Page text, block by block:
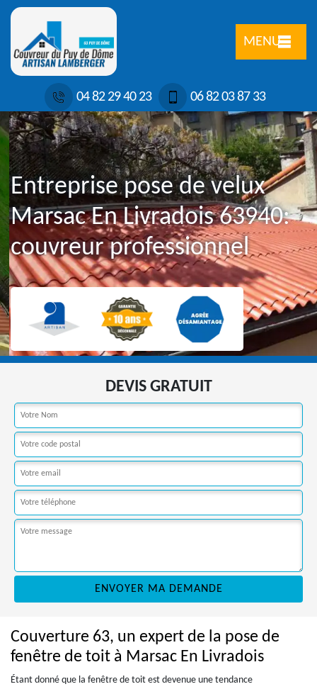
MENU
04 82 29 40 23 06 82 03 87 33
Entreprise pose de velux
Marsac En Livradois 63940:
couvreur professionnel
DEVIS GRATUIT
Couverture 63, un expert de la pose de
fenêtre de toit à Marsac En Livradois
Étant donné que la fenêtre de toit est devenue une tendance